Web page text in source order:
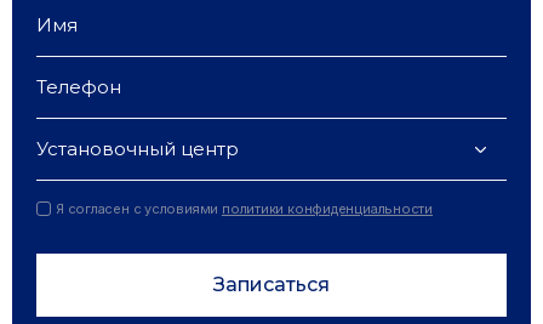
Установочный центр
Я согласен с условиями политики конфиденциальности
Записаться